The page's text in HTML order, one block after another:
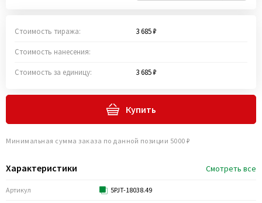
Характеристики Смотреть все
Артикул 5PJT-18038.49
Стоимость тиража: 3 685 ₽
Стоимость нанесения:
Стоимость за единицу: 3 685 ₽
Купить
Минимальная сумма заказа по данной позиции 5000 ₽